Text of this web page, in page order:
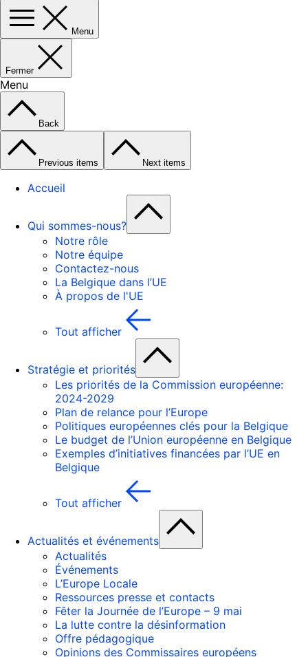
Menu
Fermer
Menu
Back
Previous items Next items
Accueil
Qui sommes-nous?
Notre rôle
Notre équipe
Contactez-nous
La Belgique dans l’UE
À propos de l'UE
Tout afficher
Stratégie et priorités
Les priorités de la Commission européenne:
2024-2029
Plan de relance pour l’Europe
Politiques européennes clés pour la Belgique
Le budget de l’Union européenne en Belgique
Exemples d’initiatives financées par l’UE en
Belgique
Tout afficher
Actualités et événements
Actualités
Événements
L’Europe Locale
Ressources presse et contacts
Fêter la Journée de l’Europe – 9 mai
La lutte contre la désinformation
Offre pédagogique
Opinions des Commissaires européens